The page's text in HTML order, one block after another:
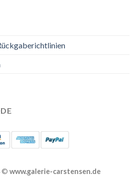
© www.galerie-carstensen.de